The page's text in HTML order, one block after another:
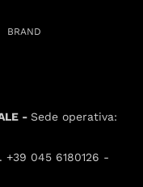
BRAND
- Sede operativa:
+39 045 6180126 -